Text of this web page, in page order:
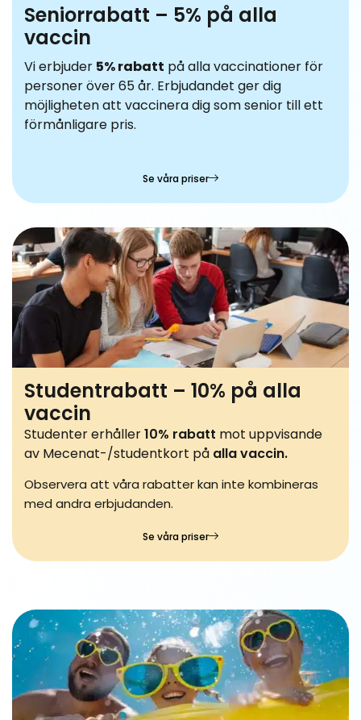
Seniorrabatt – 5% på alla
vaccin
Vi erbjuder 5% rabatt på alla vaccinationer för
personer över 65 år. Erbjudandet ger dig
möjligheten att vaccinera dig som senior till ett
förmånligare pris.
Se våra priser
Studentrabatt – 10% på alla
vaccin
Studenter erhåller10% rabatt mot uppvisande
av Mecenat-/studentkort på alla vaccin.
Observera att våra rabatter kan inte kombineras
med andra erbjudanden.
Se våra priser